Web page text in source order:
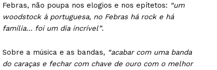
Febras, não poupa nos elogios e nos epítetos: “um
woodstock à portuguesa, no Febras há rock e há
família… foi um dia incrível”.
Sobre a música e as bandas, “acabar com uma banda
do caraças e fechar com chave de ouro com o melhor